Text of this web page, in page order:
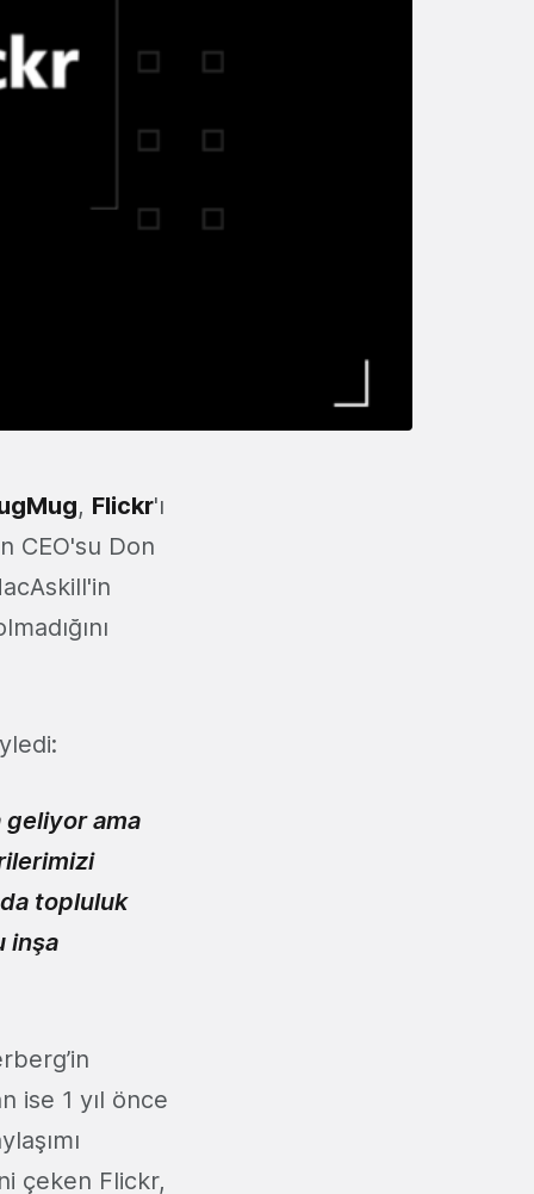
, Flickr'ı
CEO'su Don
geliyor ama
topluluk
inşa
ise 1 yıl önce
çeken Flickr,